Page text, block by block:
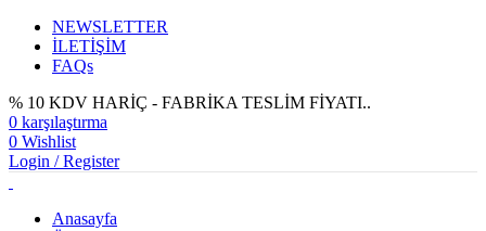
NEWSLETTER
İLETİŞİM
FAQs
% 10 KDV HARİÇ - FABRİKA TESLİM FİYATI..
0 karşılaştırma
0 Wishlist
Login / Register
Anasayfa